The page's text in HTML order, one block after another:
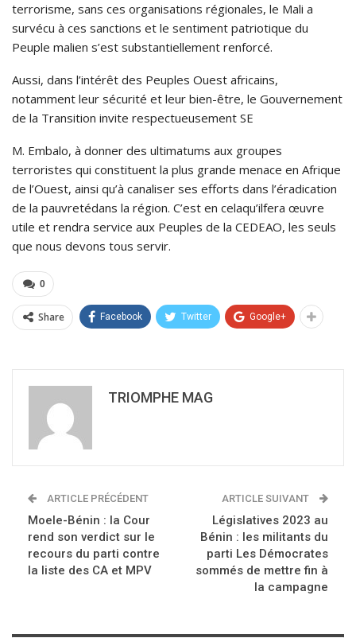
terrorisme, sans ces organisations régionales, le Mali a
survécu à ces sanctions et le sentiment patriotique du
Peuple malien s’est substantiellement renforcé.
Aussi, dans l’intérêt des Peuples Ouest africains,
notamment leur sécurité et leur bien-être, le Gouvernement
de la Transition invite respectueusement SE
M. Embalo, à donner des ultimatums aux groupes
terroristes qui constituent la plus grande menace en Afrique
de l’Ouest, ainsi qu’à canaliser ses efforts dans l’éradication
de la pauvretédans la région. C’est en celaqu’ilfera œuvre
utile et rendra service aux Peuples de la CEDEAO, les seuls
que nous devons tous servir.
0
Share Facebook Twitter Google+
TRIOMPHE MAG
ARTICLE PRÉCÉDENT
Moele-Bénin : la Cour
rend son verdict sur le
recours du parti contre
la liste des CA et MPV
ARTICLE SUIVANT
Législatives 2023 au
Bénin : les militants du
parti Les Démocrates
sommés de mettre fin à
la campagne